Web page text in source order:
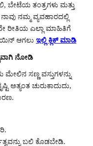
ಬೇಟೆಯ ತಂತ್ರಗಳು ಮತ್ತು
ನಮ್ಮ ವ್ಯವಹಾರದಲ್ಲಿ
ರೀತಿಯ ಎಲ್ಲಾ ಮಾಹಿತಿಗೆ
ಆಗಲು ಇಲ್ಲಿ ಕ್ಲಿಕ್ ಮಾಡಿ
ನೋಡಿ
ಸಣ್ಣ ವಸ್ತುಗಳನ್ನು
ಅತ್ಯಂತ ಚುರುಕಾದುದು,
ಬಲಿ ಕೊಡಬೇಡಿ.